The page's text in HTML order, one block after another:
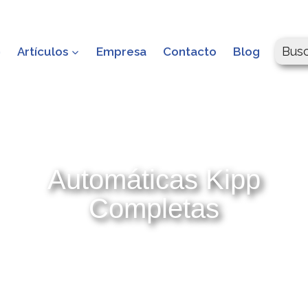
Artículos Empresa Contacto Blog
Automáticas Kipp
Completas